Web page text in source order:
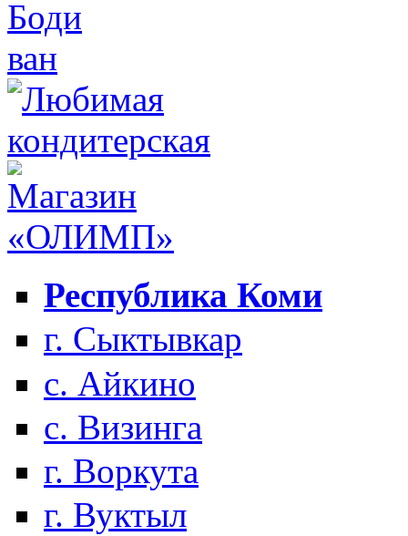
Республика Коми
г. Сыктывкар
с. Айкино
с. Визинга
г. Воркута
г. Вуктыл